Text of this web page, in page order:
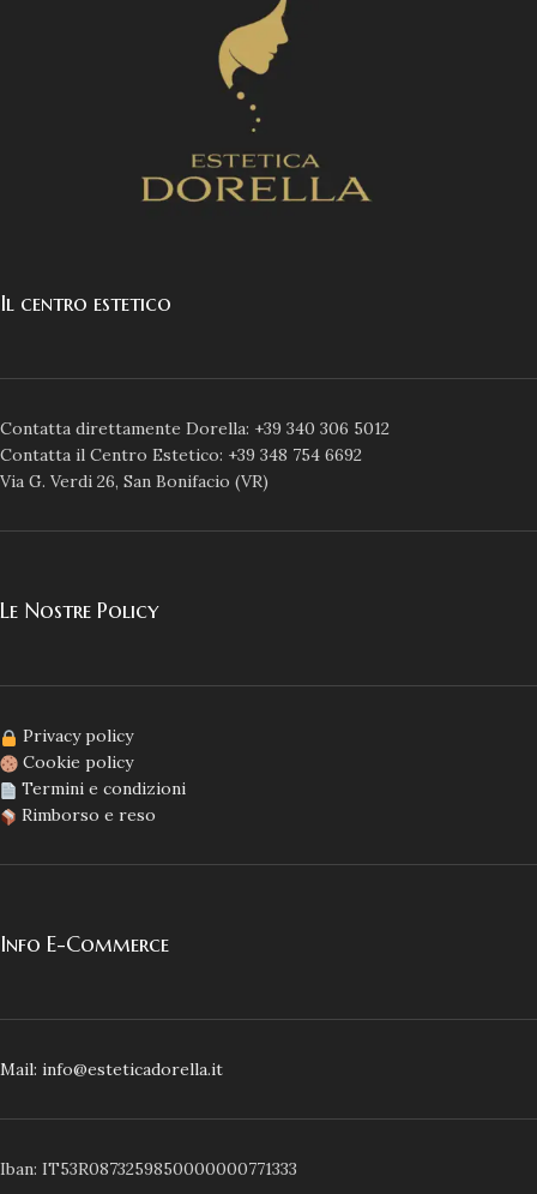
Il centro estetico
Contatta direttamente Dorella: +39 340 306 5012
Contatta il Centro Estetico: +39 348 754 6692
Via G. Verdi 26, San Bonifacio (VR)
Le Nostre Policy
Privacy policy
Cookie policy
Termini e condizioni
Rimborso e reso
Info E-Commerce
Mail: info@esteticadorella.it
Iban: IT53R0873259850000000771333